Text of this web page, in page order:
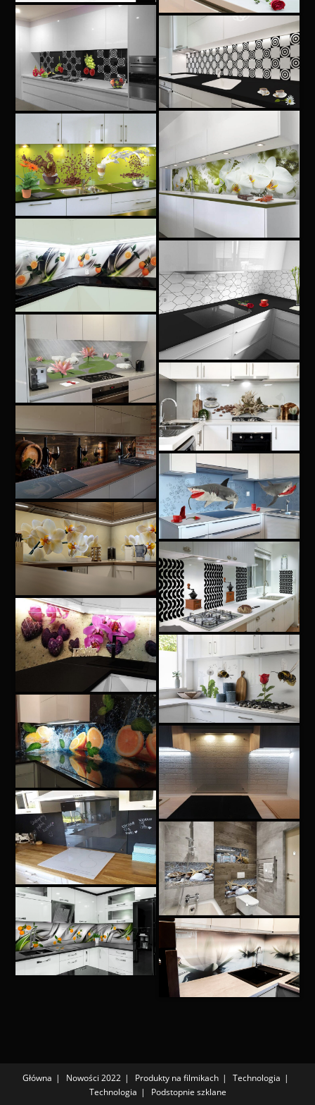
Główna Nowości 2022 Produkty na filmikach
Technologia
Technologia
Podstopnie szklane